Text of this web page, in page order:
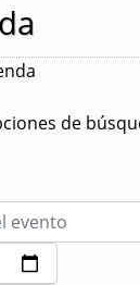
de